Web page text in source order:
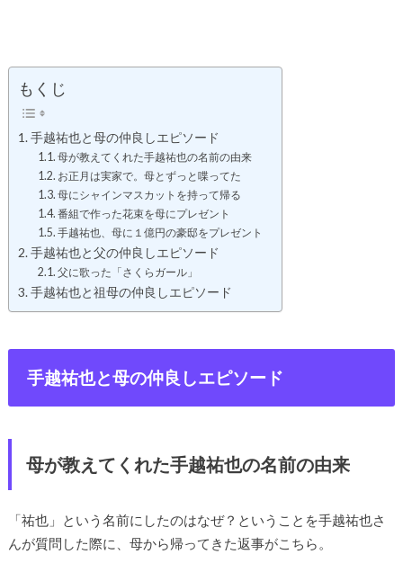
もくじ
手越祐也と母の仲良しエピソード
母が教えてくれた手越祐也の名前の由来
お正月は実家で。母とずっと喋ってた
母にシャインマスカットを持って帰る
番組で作った花束を母にプレゼント
手越祐也、母に１億円の豪邸をプレゼント
手越祐也と父の仲良しエピソード
父に歌った「さくらガール」
手越祐也と祖母の仲良しエピソード
手越祐也と母の仲良しエピソード
母が教えてくれた手越祐也の名前の由来
「祐也」という名前にしたのはなぜ？ということを手越祐也さ
んが質問した際に、母から帰ってきた返事がこちら。